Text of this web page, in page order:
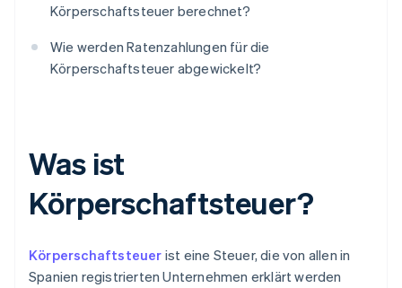
Körperschaftsteuer berechnet?
Wie werden Ratenzahlungen für die
Körperschaftsteuer abgewickelt?
Was ist
Körperschaftsteuer?
Körperschaftsteuer ist eine Steuer, die von allen in
Spanien registrierten Unternehmen erklärt werden